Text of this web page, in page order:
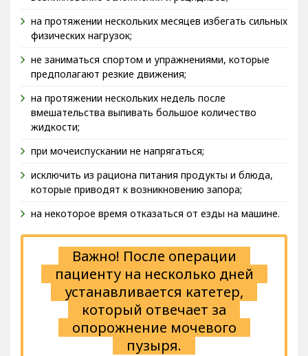
на протяжении нескольких месяцев избегать сильных
физических нагрузок;
не заниматься спортом и упражнениями, которые
предполагают резкие движения;
на протяжении нескольких недель после
вмешательства выпивать большое количество
жидкости;
при мочеиспускании не напрягаться;
исключить из рациона питания продукты и блюда,
которые приводят к возникновению запора;
на некоторое время отказаться от езды на машине.
Важно! После операции
пациенту на несколько дней
устанавливается катетер,
который отвечает за
опорожнение мочевого
пузыря.